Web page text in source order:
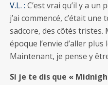
V.L. : C’est vrai qu’il y a un
j’ai commencé, c’était
sadcore, des côtés tristes.
époque l’envie d’aller
Maintenant, je pense y
Si je te dis que «